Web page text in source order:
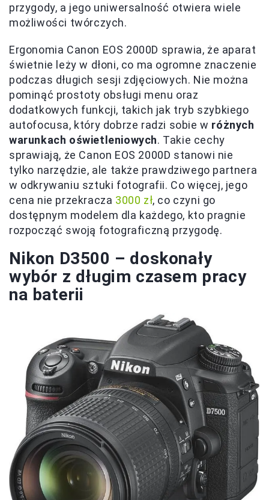
przygody, a jego uniwersalność otwiera wiele
możliwości twórczych.
Ergonomia Canon EOS 2000D sprawia, że aparat
świetnie leży w dłoni, co ma ogromne znaczenie
podczas długich sesji zdjęciowych. Nie można
pominąć prostoty obsługi menu oraz
dodatkowych funkcji, takich jak tryb szybkiego
autofocusa, który dobrze radzi sobie w różnych
warunkach oświetleniowych. Takie cechy
sprawiają, że Canon EOS 2000D stanowi nie
tylko narzędzie, ale także prawdziwego partnera
w odkrywaniu sztuki fotografii. Co więcej, jego
cena nie przekracza 3000 zł, co czyni go
dostępnym modelem dla każdego, kto pragnie
rozpocząć swoją fotograficzną przygodę.
Nikon D3500 – doskonały
wybór z długim czasem pracy
na baterii